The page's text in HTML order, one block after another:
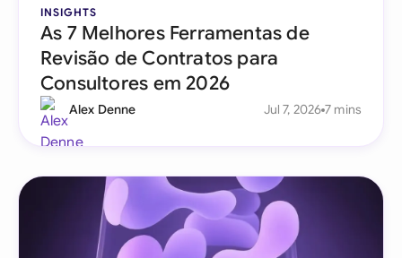
INSIGHTS
As 7 Melhores Ferramentas de
Revisão de Contratos para
Consultores em 2026
Alex Denne Jul 7, 2026 7 mins